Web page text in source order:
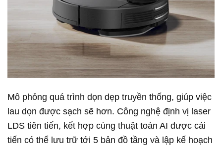
Mô phỏng quá trình dọn dẹp truyền thống, giúp việc
lau dọn được sạch sẽ hơn. Công nghệ định vị laser
LDS tiên tiến, kết hợp cùng thuật toán AI được cải
tiến có thể lưu trữ tới 5 bản đồ tầng và lập kế hoạch